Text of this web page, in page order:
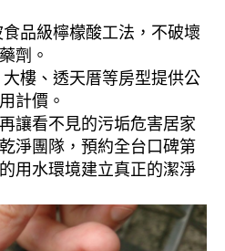
品級檸檬酸工法，不破壞
劑。
樓、透天厝等房型提供公
計價。
讓看不見的污垢危害居家
淨團隊，預約全台口碑第
用水環境建立真正的潔淨